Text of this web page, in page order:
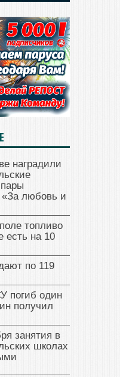
наградили
любовь и
топливо
есть на 10
по 119
погиб один
получил
занятия в
школах